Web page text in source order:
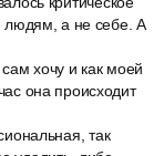
людям, а не себе. А
хочу и как моей
она происходит
так